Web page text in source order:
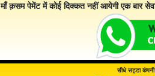
माँ क़सम पेमेंट में कोई दिक्कत नहीं आयेगी एक बार
सीधे सट्टा